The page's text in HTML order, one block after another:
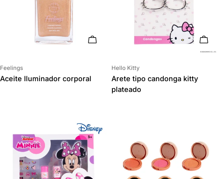
AÑADIR AL CARRITO
Proveedor:
Feelings
Aceite Iluminador corporal
Proveedor:
Hello Kitty
Arete tipo candonga kitty
plateado